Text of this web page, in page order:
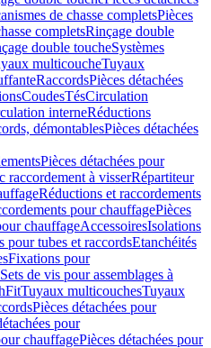
de chasse completsPièces
completsRinçage double
double toucheSystèmes
multicoucheTuyaux
RaccordsPièces détachées
CoudesTésCirculation
interneRéductions
démontablesPièces détachées
Pièces détachées pour
raccordement à visserRépartiteur
Réductions et raccordements
pour chauffagePièces
chauffageAccessoiresIsolations
pour tubes et raccordsEtanchéités
Fixations pour
Sets de vis pour assemblages à
Tuyaux multicouchesTuyaux
Pièces détachées pour
pour
chauffagePièces détachées pour